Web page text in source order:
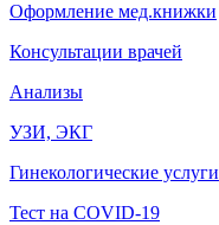
Оформление мед.книжки
Консультации врачей
Анализы
УЗИ, ЭКГ
Гинекологические услуги
Тест на COVID-19